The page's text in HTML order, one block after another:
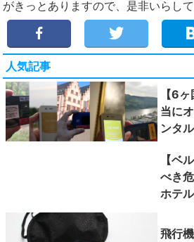
がきっとありますので、是非いらし
人気記事
【6
当に
ンタ
【ベ
べき
ホテ
飛行